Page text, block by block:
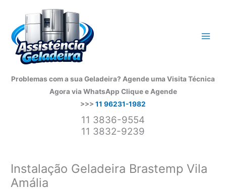
conteúdo
Problemas com a sua Geladeira? Agende uma Visita Técnica
Agora via WhatsApp Clique e Agende
>>> 11 96231-1982
11 3836-9554
11 3832-9239
Instalação Geladeira Brastemp Vila
Amália